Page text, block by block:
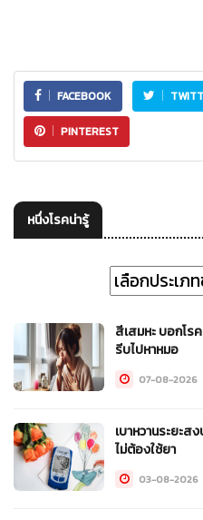
FACEBOOK
PINTEREST
หนึ่งโรคน่ารู้
สีเสมหะ บอกโร
รีบไปหาหมอ
07-08-2026
เบาหวานระยะส
ไม่ต้องใช้ยา
03-08-2026